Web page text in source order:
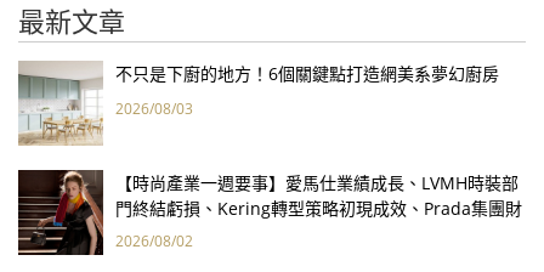
最新文章
不只是下廚的地方！6個關鍵點打造網美系夢幻廚房
2026/08/03
【時尚產業一週要事】愛馬仕業績成長、LVMH時裝部
門終結虧損、Kering轉型策略初現成效、Prada集團財
報亮眼
2026/08/02